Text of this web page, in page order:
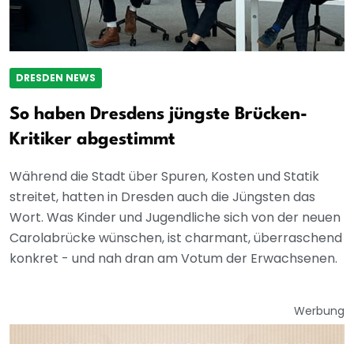
DRESDEN NEWS
So haben Dresdens jüngste Brücken-
Kritiker abgestimmt
Während die Stadt über Spuren, Kosten und Statik
streitet, hatten in Dresden auch die Jüngsten das
Wort. Was Kinder und Jugendliche sich von der neuen
Carolabrücke wünschen, ist charmant, überraschend
konkret - und nah dran am Votum der Erwachsenen.
Werbung